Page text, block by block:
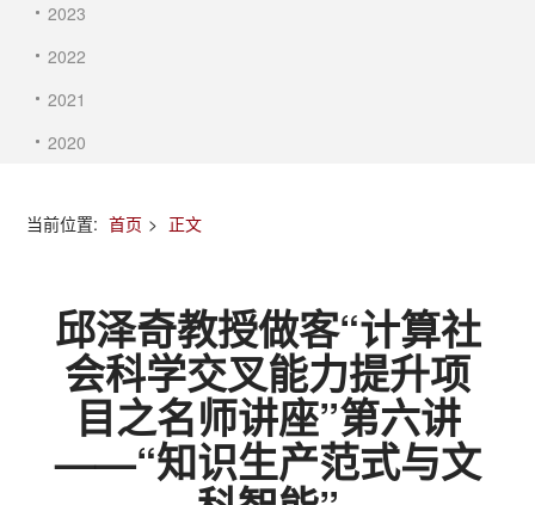
2023
2022
2021
2020
当前位置: 首页 > 正文
邱泽奇教授做客“计算社
会科学交叉能力提升项
目之名师讲座”第六讲
——“知识生产范式与文